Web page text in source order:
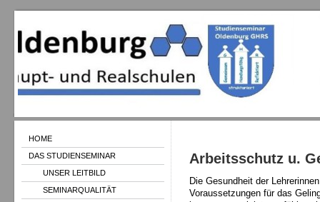
HOME
DAS STUDIENSEMINAR
UNSER LEITBILD
SEMINARQUALITÄT
Arbeitsschutz u.
Die Gesundheit der
Voraussetzungen für das